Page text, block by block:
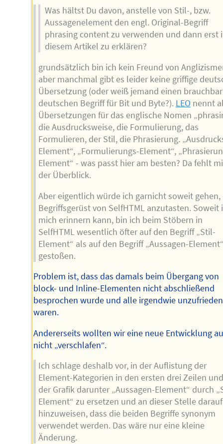
Was hältst Du davon, anstelle von Stil-, bzw.
Aussagenelement den engl. Original-Begriff
phrasing content zu verwenden und dann erst
diesem Artikel zu erklären?
grundsätzlich bin ich kein Freund von
aber manchmal gibt es leider keine griffige
Übersetzung (oder weiß jemand einen
deutschen Begriff für Bit und Byte?). LEO nennt
Übersetzungen für das englische Nomen
die Ausdrucksweise, die Formulierung, das
Formulieren, der Stil, die Phrasierung.
Element“, „Formulierungs-Element“,
Element“ - was passt hier am besten? Da fehlt
der Überblick.
Aber eigentlich würde ich garnicht soweit gehen,
Begriffsgerüst von SelfHTML anzutasten. Soweit
mich erinnern kann, bin ich beim Stöbern in
SelfHTML wesentlich öfter auf den Begriff „Stil-
Element“ als auf den Begriff „Aussagen-
gestoßen.
Problem ist, dass das damals beim Übergang von
block- und Inline-Elementen nicht abschließend
besprochen wurde und alle irgendwie unzufrieden
waren.
Andererseits wollten wir eine neue Entwicklung
nicht „verschlafen“.
Ich schlage deshalb vor, in der Auflistung der
Element-Kategorien in den ersten drei Zeilen
der Grafik darunter „Aussagen-Element“ durch
Element“ zu ersetzen und an dieser Stelle darauf
hinzuweisen, dass die beiden Begriffe synonym
verwendet werden. Das wäre nur eine kleine
Änderung.